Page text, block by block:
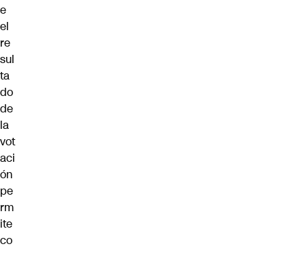
e
el
re
sul
ta
do
de
la
vot
aci
ón
pe
rm
ite
co